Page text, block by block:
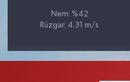
Nem: %42
Rüzgar: 4.31 m/s